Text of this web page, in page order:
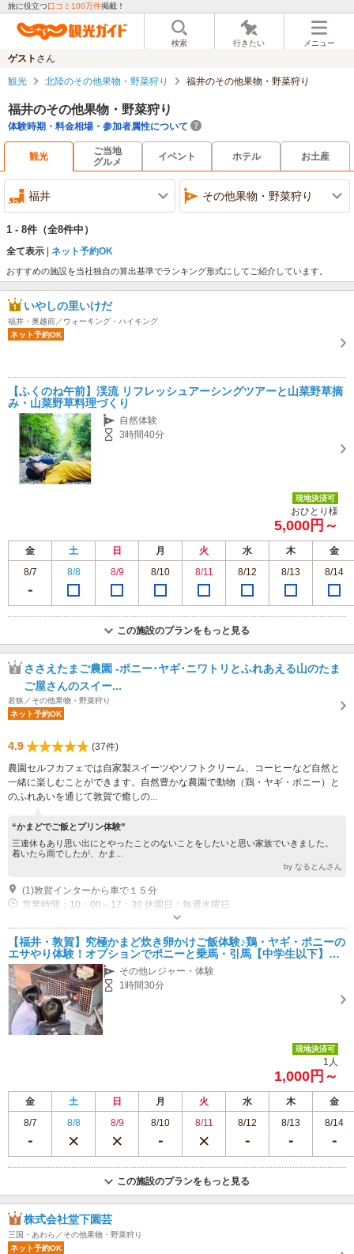
旅に役立つ口コミ100万件掲載！
検索 行きたい メニュー
ゲスト さん
観光 北陸のその他果物・野菜狩り 福井のその他果物・野菜狩り
福井のその他果物・野菜狩り
体験時期・料金相場・参加者属性について
観光
ご当地
グルメ
イベント ホテル お土産
福井 その他果物・野菜狩り
1 - 8件 （全8件中）
全て表示 ネット予約OK
おすすめの施設を当社独自の算出基準でランキング形式にしてご紹介しています。
いやしの里いけだ
福井・奥越前／ウォーキング・ハイキング
ネット予約OK
【ふくのね午前】渓流 リフレッシュアーシングツアーと山菜野草摘
み・山菜野草料理づくり
自然体験
3時間40分
現地決済可
おひとり様
5,000円～
金 土 日 月 火 水 木
金
8/7
8/8 8/9 8/10 8/11 8/12 8/13 8/14
この施設のプランをもっと見る
ささえたまご農園 -ポニー･ヤギ･ニワトリとふれあえる山のたま
ご屋さんのスイー...
若狭／その他果物・野菜狩り
ネット予約OK
4.9
(37件)
農園セルフカフェでは自家製スイーツやソフトクリーム、コーヒーなど自然と
一緒に楽しむことができます。自然豊かな農園で動物（鶏・ヤギ・ポニー）と
のふれあいを通じて敦賀で癒しの...
“かまどでご飯とプリン体験”
三連休もあり思い出にとやったことのないことをしたいと思い家族でいきました。
着いたら雨でしたが、かま...
by なるとんさん
(1)敦賀インターから車で１５分
営業時間：10：00～17：30 休園日：毎週水曜日
【福井・敦賀】究極かまど炊き卵かけご飯体験♪鶏・ヤギ・ポニーの
エサやり体験！オプションでポニーと乗馬・引馬【中学生以下】や
かまど炊きプリンも！！ファミリー・カップルにおすすめ♪♪
その他レジャー・体験
1時間30分
現地決済可
1人
1,000円～
金 土 日 月 火 水 木
金
8/7
8/8 8/9 8/10 8/11 8/12 8/13 8/14
この施設のプランをもっと見る
株式会社堂下園芸
三国・あわら／その他果物・野菜狩り
ネット予約OK